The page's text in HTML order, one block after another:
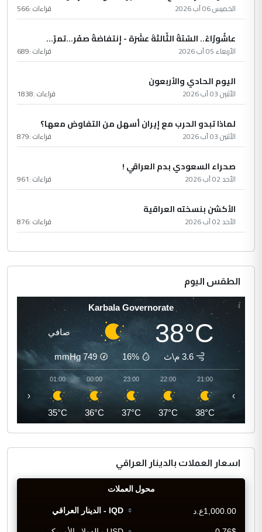
الخميس 06 آب 2026 قراءات :566
عاشُورْاءُ.. السّنَةُ الثّالثةَ عشَرَة - إِنتفاضةُ صفَر…تمرّ...
الأربعاء 05 آب 2026 قراءات :689
اليوم الحادي والأربعون
الأثنين 03 آب 2026 قراءات :1838
لماذا تبدو الحرب مع إيران أسهل من التفاوض معها؟
الأثنين 03 آب 2026 قراءات :879
صحراء السعودي بدم العراقي !
الأحد 02 آب 2026 قراءات :961
الأكشن بنسخته العراقية
الأحد 02 آب 2026 قراءات :876
الطقس اليوم
Karbala Governorate
38°C صافي
3.6 م\ث 16%
749
mmHg
21:00
38°C
22:00
37°C
23:00
37°C
00:00
36°C
01:00
35°C
‹ ›
اسعار العملات بالدينار العراقي